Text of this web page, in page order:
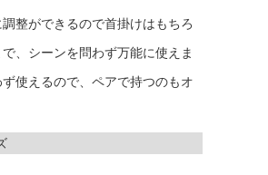
整ができるので首掛けはもちろ
、シーンを問わず万能に使えま
使えるので、ペアで持つのもオ